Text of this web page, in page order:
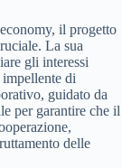
il progetto
La sua
gli interessi
di
guidato da
per garantire che il
delle